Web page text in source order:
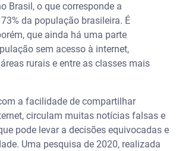
Brasil, o que corresponde a
da população brasileira. É
que ainda há uma parte
sem acesso à internet,
rurais e entre as classes mais
a facilidade de compartilhar
circulam muitas notícias falsas e
pode levar a decisões equivocadas e
Uma pesquisa de 2020, realizada